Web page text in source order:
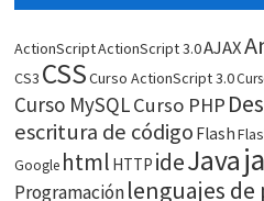
ActionScriptActionScript 3.0AJAX
CS3 CSSCurso ActionScript 3.0
Curso MySQLCurso PHP
escritura de código Flash
Google html HTTP ideJava
Programaciónlenguajes